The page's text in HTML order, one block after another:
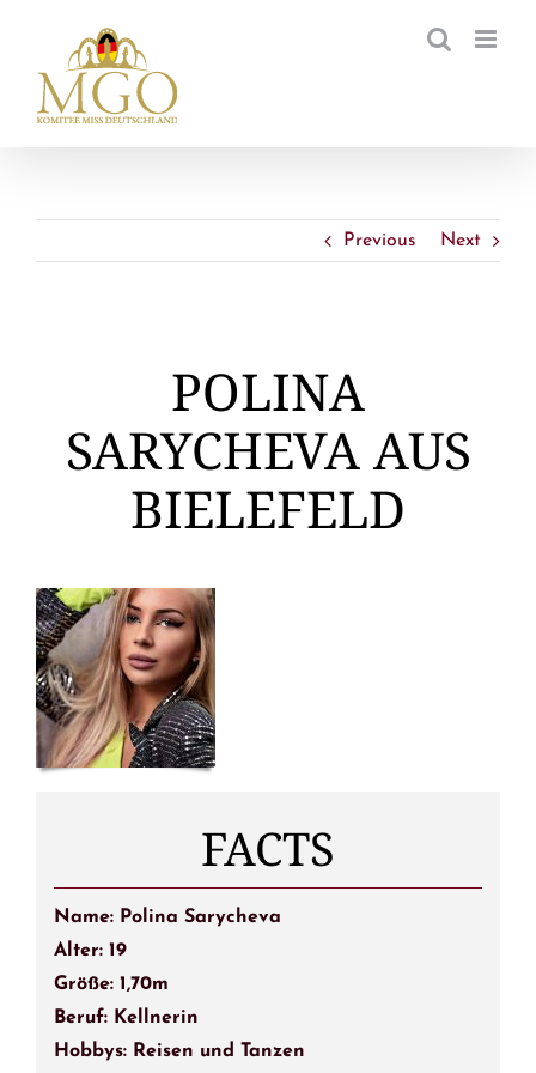
springen
Previous Next
POLINA
SARYCHEVA AUS
BIELEFELD
FACTS
Name: Polina Sarycheva
Alter: 19
Größe: 1,70m
Beruf: Kellnerin
Hobbys: Reisen und Tanzen